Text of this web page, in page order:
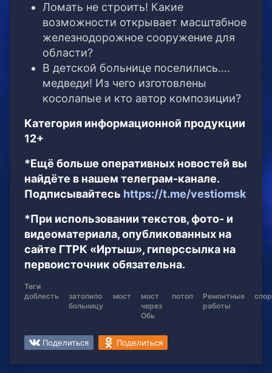
Ломать не строить! Какие
возможности открывает масштабное
железнодорожное сооружение для
области?
В детской больнице поселились….
медведи! Из чего изготовлены
косолапые и кто автор композиции?
Категория информационной продукции
12+
*Ещё больше оперативных новостей вы
найдёте в нашем телеграм-канале.
Подписывайтесь https://t.me/vestiomsk
*При использовании текстов, фото- и
видеоматериала, опубликованных на
сайте ГТРК «Иртыш», гиперссылка на
первоисточник обязательна.
Теги
доблесть
затопило
больницу
мост
мост
через
Обь
потоп
Ремонтные
работы
Поделиться Поделиться